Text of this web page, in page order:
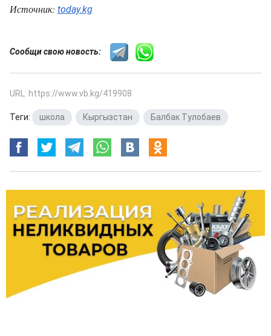
Источник: today.kg
Сообщи свою новость:
URL: https://www.vb.kg/419908
Теги: школа Кыргызстан Балбак Тулобаев